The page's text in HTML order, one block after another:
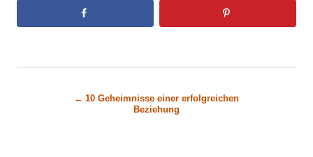
10 Geheimnisse einer erfolgreichen
Beziehung